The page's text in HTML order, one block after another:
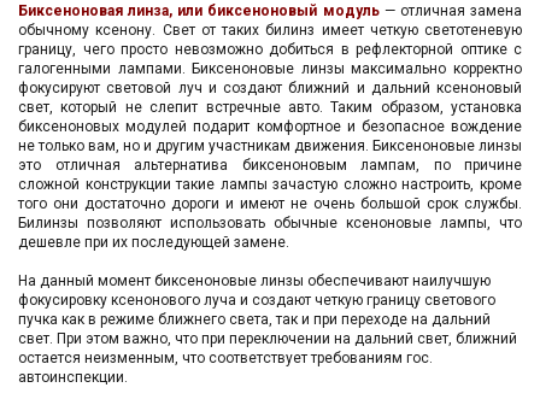
Биксеноновая линза, или биксеноновый модуль— отличная замена
обычному ксенону. Свет от таких билинз имеет четкую светотеневую
границу, чего просто невозможно добиться в рефлекторной оптике с
галогенными лампами. Биксеноновые линзы максимально корректно
фокусируют световой луч и создают ближний и дальний ксеноновый
свет, который не слепит встречные авто. Таким образом, установка
биксеноновых модулей подарит комфортное и безопасное вождение
не только вам, но и другим участникам движения. Биксеноновые линзы
это отличная альтернатива биксеноновым лампам, по причине
сложной конструкции такие лампы зачастую сложно настроить, кроме
того они достаточно дороги и имеют не очень большой срок службы.
Билинзы позволяют использовать обычные ксеноновые лампы, что
дешевле при их последующей замене.
На данный момент биксеноновые линзы обеспечивают наилучшую
фокусировку ксенонового луча и создают четкую границу светового
пучка как в режиме ближнего света, так и при переходе на дальний
свет. При этом важно, что при переключении на дальний свет, ближний
остается неизменным, что соответствует требованиям гос.
автоинспекции.